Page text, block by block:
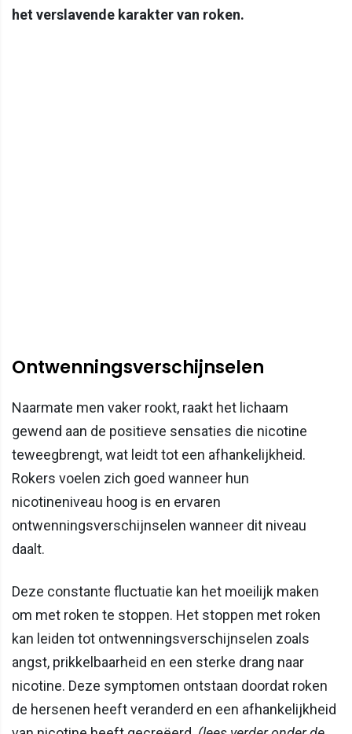
het verslavende karakter van roken.
Ontwenningsverschijnselen
Naarmate men vaker rookt, raakt het lichaam
gewend aan de positieve sensaties die nicotine
teweegbrengt, wat leidt tot een afhankelijkheid.
Rokers voelen zich goed wanneer hun
nicotineniveau hoog is en ervaren
ontwenningsverschijnselen wanneer dit niveau
daalt.
Deze constante fluctuatie kan het moeilijk maken
om met roken te stoppen. Het stoppen met roken
kan leiden tot ontwenningsverschijnselen zoals
angst, prikkelbaarheid en een sterke drang naar
nicotine. Deze symptomen ontstaan doordat roken
de hersenen heeft veranderd en een afhankelijkheid